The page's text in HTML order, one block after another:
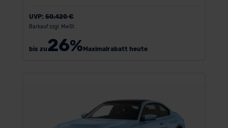
UVP: 50.420 €
Barkauf zzgl. MwSt.
bis zu26% Maximalrabatt heute